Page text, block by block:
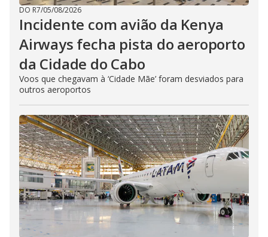
DO R7/05/08/2026
Incidente com avião da Kenya
Airways fecha pista do aeroporto
da Cidade do Cabo
Voos que chegavam à ‘Cidade Mãe’ foram desviados para
outros aeroportos